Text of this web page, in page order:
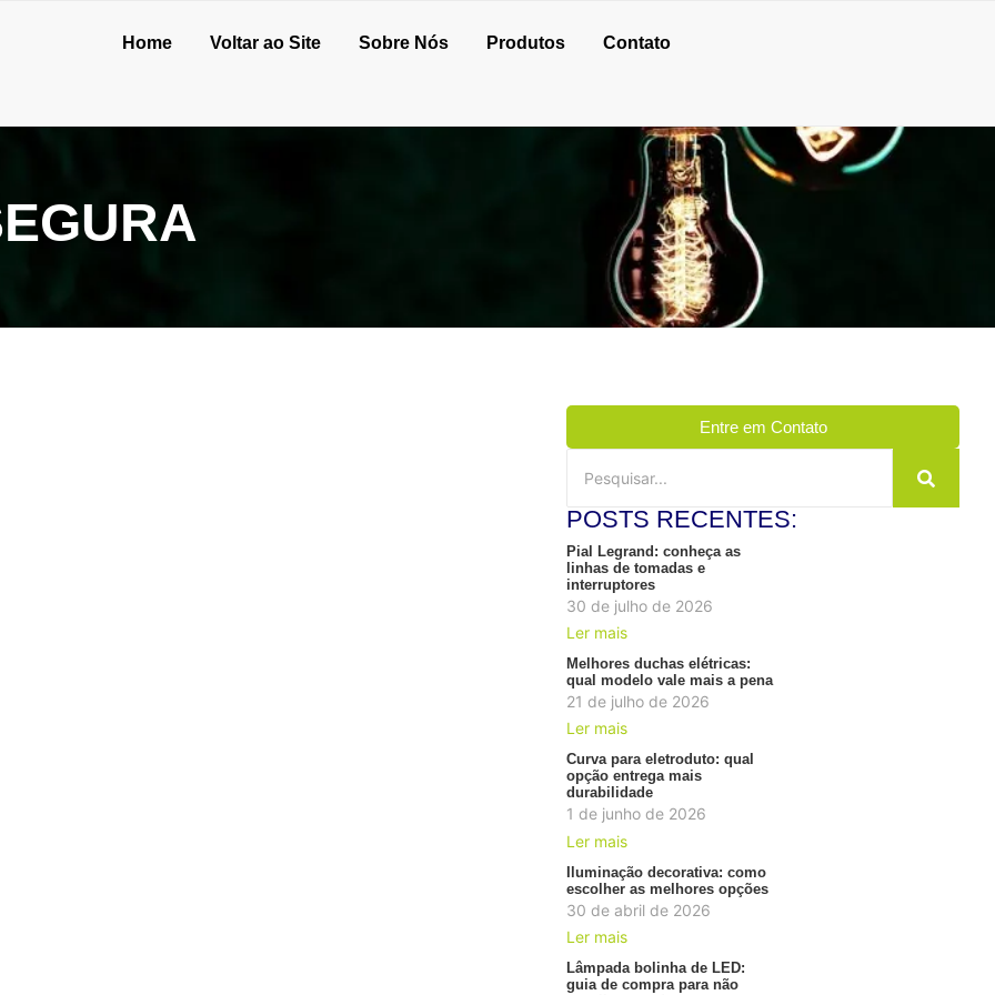
Home Voltar ao Site Sobre Nós Produtos Contato
Entre em Contato
POSTS RECENTES:
Pial Legrand: conheça as
linhas de tomadas e
interruptores
30 de julho de 2026
Ler mais
Melhores duchas elétricas:
qual modelo vale mais a pena
21 de julho de 2026
Ler mais
Curva para eletroduto: qual
opção entrega mais
durabilidade
1 de junho de 2026
Ler mais
Iluminação decorativa: como
escolher as melhores opções
30 de abril de 2026
Ler mais
Lâmpada bolinha de LED:
guia de compra para não